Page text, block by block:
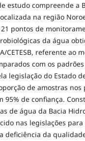
estudo compreende a
na região
pontos de
da água
CETESB, referente ao
com os
legislação do Estado
de amostras
95% de confiança.
de água da Bacia
nas legislações para
deficiência da